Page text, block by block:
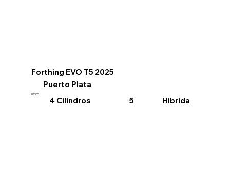
Forthing EVO T5 2025
Puerto Plata
US$65
4 Cilindros 5 Hibrida